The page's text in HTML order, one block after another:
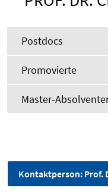
Postdocs
Promovierte
Master-
Kontaktperson: Prof.